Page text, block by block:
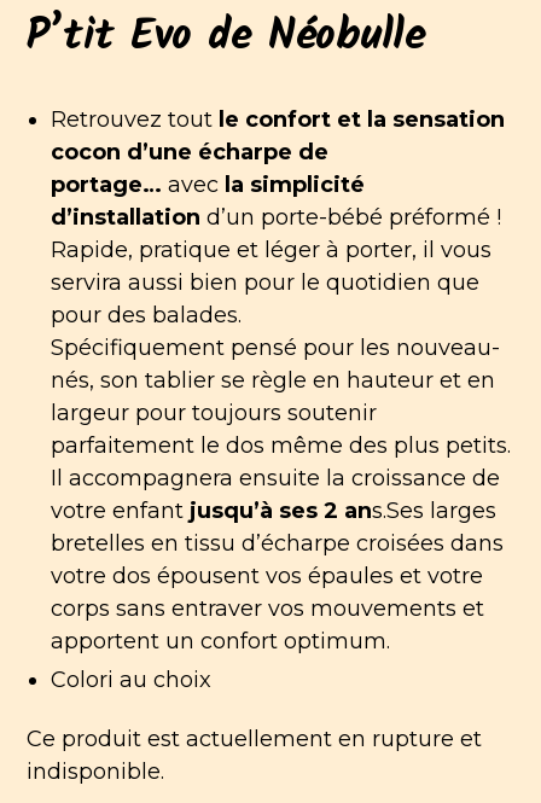
P’tit Evo de Néobulle
Retrouvez tout le confort et la sensation
cocon d’une écharpe de
portage… avec la simplicité
d’installation d’un porte-bébé préformé !
Rapide, pratique et léger à porter, il vous
servira aussi bien pour le quotidien que
pour des balades.
Spécifiquement pensé pour les nouveau-
nés, son tablier se règle en hauteur et en
largeur pour toujours soutenir
parfaitement le dos même des plus petits.
Il accompagnera ensuite la croissance de
votre enfant jusqu’à ses 2 ans.Ses larges
bretelles en tissu d’écharpe croisées dans
votre dos épousent vos épaules et votre
corps sans entraver vos mouvements et
apportent un confort optimum.
Colori au choix
Ce produit est actuellement en rupture et
indisponible.